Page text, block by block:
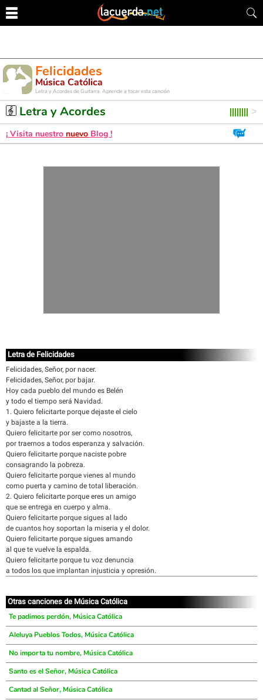
Felicidades
Música Católica
Letra y Acordes de Guitarra. Aprende a tocar esta canción
Letra y Acordes
¡ Visita nuestro nuevo Blog !
Letra de Felicidades
Felicidades, Señor, por nacer.
Felicidades, Señor, por bajar.
Hoy cada pueblo del mundo es Belén
y todo el tiempo será Navidad.
1. Quiero felicitarte porque dejaste el cielo
y bajaste a la tierra.
Quiero felicitarte por ser como nosotros,
por traernos a todos esperanza y salvación.
Quiero felicitarte porque naciste pobre
consagrando la pobreza.
Quiero felicitarte porque vienes al mundo
como puerta y camino de total liberación.
2. Quiero felicitarte porque eres un amigo
que se entrega en cuerpo y alma.
Quiero felicitarte porque sigues al lado
de cuantos hoy soportan la miseria y el dolor.
Quiero felicitarte porque sigues amando
al que te vuelve la espalda.
Quiero felicitarte porque tu voz denuncia
a todos los que implantan injusticia y opresión.
Otras canciones de Música Católica
Te padimos perdón, Música Católica
Aleluya Pueblos Todos, Música Católica
No importa tu nombre, Música Católica
Santo es el Señor, Música Católica
Cantad al Señor, Música Católica